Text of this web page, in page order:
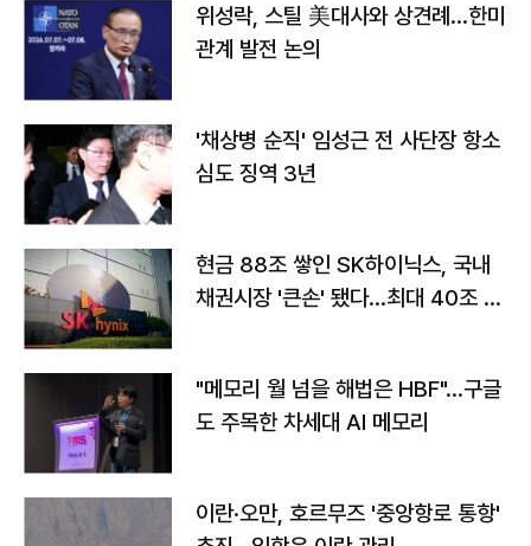
위성락, 스틸 美대사와 상견례…한미
관계 발전 논의
'채상병 순직' 임성근 전 사단장 항소
심도 징역 3년
현금 88조 쌓인 SK하이닉스, 국내
채권시장 '큰손' 됐다…최대 40조 투
"메모리 월 넘을 해법은 HBF"…구글
도 주목한 차세대 AI 메모리
이란·오만, 호르무즈 '중앙항로 통항'